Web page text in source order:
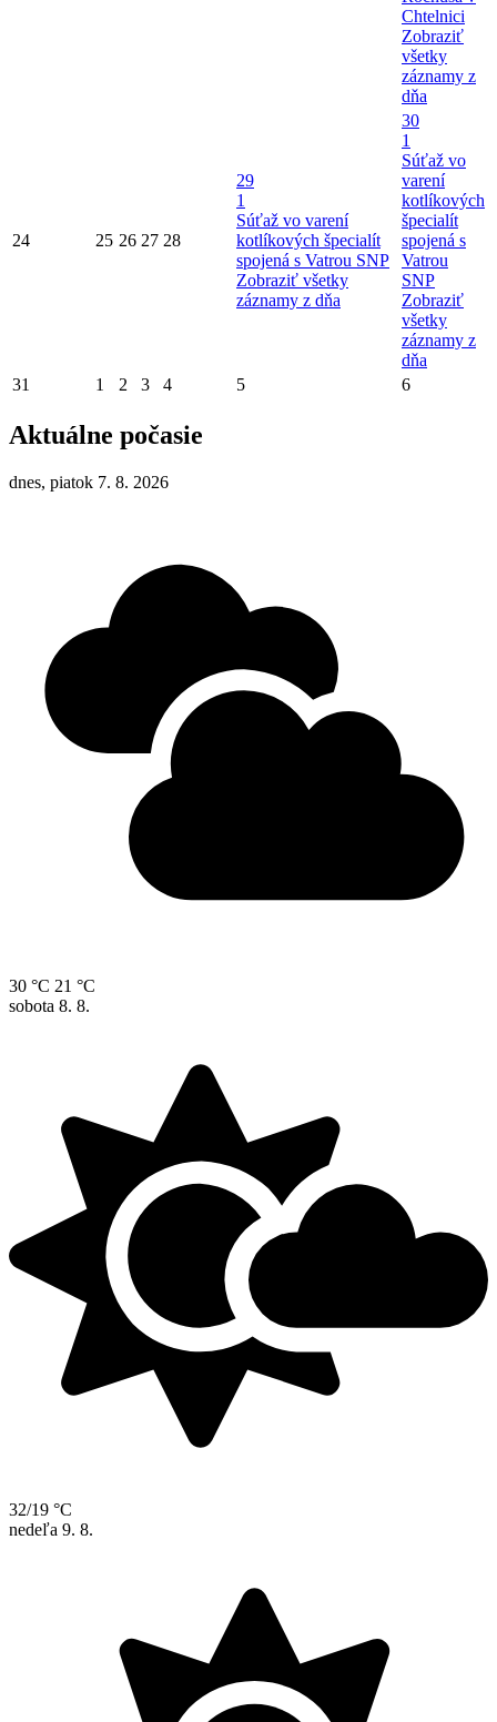
Chtelnici
Zobraziť
všetky
záznamy z
dňa
24 25 26 27 28
29
1
Súťaž vo varení
kotlíkových špecialít
spojená s Vatrou SNP
Zobraziť všetky
záznamy z dňa
30
1
Súťaž vo
varení
kotlíkových
špecialít
spojená s
Vatrou
SNP
Zobraziť
všetky
záznamy z
dňa
31
1 2 3 4 5 6
Aktuálne počasie
dnes, piatok 7. 8. 2026
30 °C 21 °C
sobota 8. 8.
32/19 °C
nedeľa 9. 8.